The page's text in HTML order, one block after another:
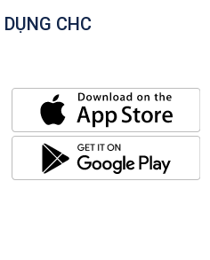
CHC